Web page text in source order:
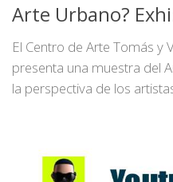
Arte Urbano?
El Centro de Arte Tomás y
presenta una muestra del
la perspectiva de los